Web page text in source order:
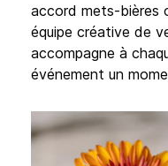
accord mets-bières
équipe créative de
accompagne à
événement un